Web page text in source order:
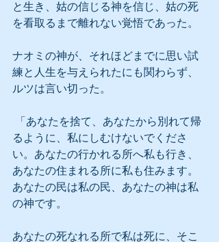
と生き、姑の信じる神を信じ、姑の死
を看取るまで離れない覚悟であった。
ナオミの神が、それほどまでに思い試
練と人生を与えられたにも関わらず、
ルツは言い切った。
るように、私にしむけないでくださ
い。あなたの行かれる所へ私も行き、
あなたの住まれる所に私も住みます。
あなたの民は私の民、あなたの神は私
の神です。
あなたの死なれる所で私は死に、そこ